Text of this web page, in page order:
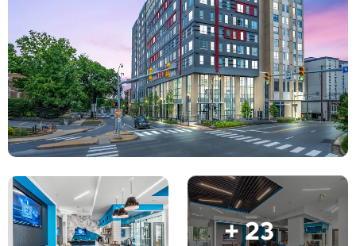
Compte Langue
English (GB)
English (US)
Chinese
Español
Català
Sélectionnez un pays
Sélectionnez une ville
Choisissez une résidence
Réservez maintenant
Portuguese
+ 23